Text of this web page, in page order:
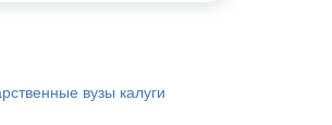
вузы калуги